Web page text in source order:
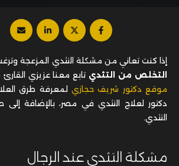
إذا كنت تعاني من مشكلة التثدي المزعجة
التخلص من التثدي تابع معنا عزيزي
موقع دكتور شريف حجازي لمعرفة طرق
دكتور لعلاج التثدي في مصر، بالإضافة
التثدي.
مشكلة التثدي عند الرجال